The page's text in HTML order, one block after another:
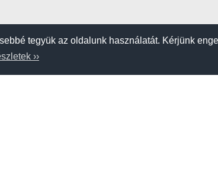
tegyük az oldalunk használatát. Kérjünk
››